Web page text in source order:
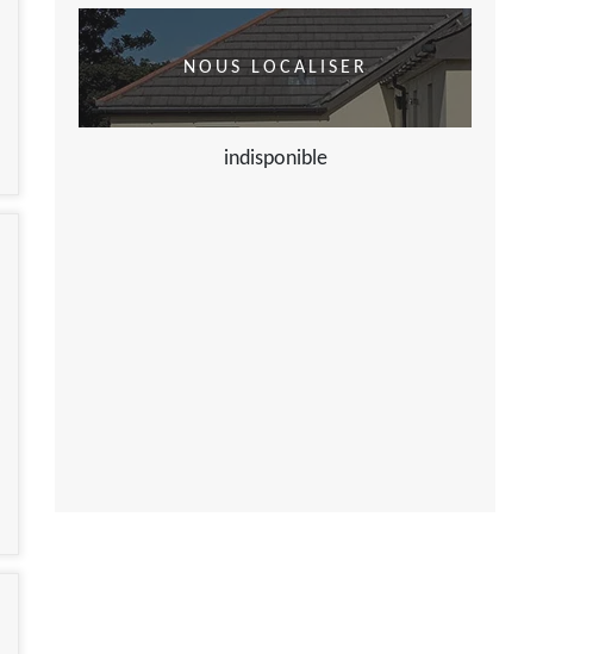
NOUS LOCALISER
indisponible